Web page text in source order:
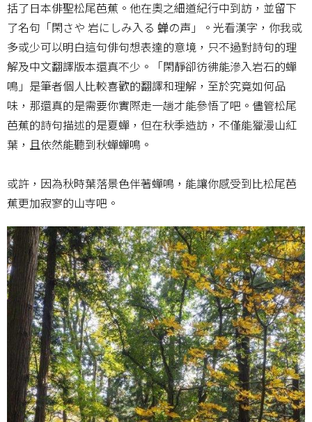
括了日本俳聖松尾芭蕉。他在奧之細道紀行中到訪，並留下
了名句「閑さや 岩にしみ入る 蝉の声」。光看漢字，你我或
多或少可以明白這句俳句想表達的意境，只不過對詩句的理
解及中文翻譯版本還真不少。「閑靜卻彷彿能滲入岩石的蟬
鳴」是筆者個人比較喜歡的翻譯和理解，至於究竟如何品
味，那還真的是需要你實際走一趟才能參悟了吧。儘管松尾
芭蕉的詩句描述的是夏蟬，但在秋季造訪，不僅能獵漫山紅
葉，且依然能聽到秋蟬蟬鳴。
或許，因為秋時葉落景色伴著蟬鳴，能讓你感受到比松尾芭
蕉更加寂寥的山寺吧。